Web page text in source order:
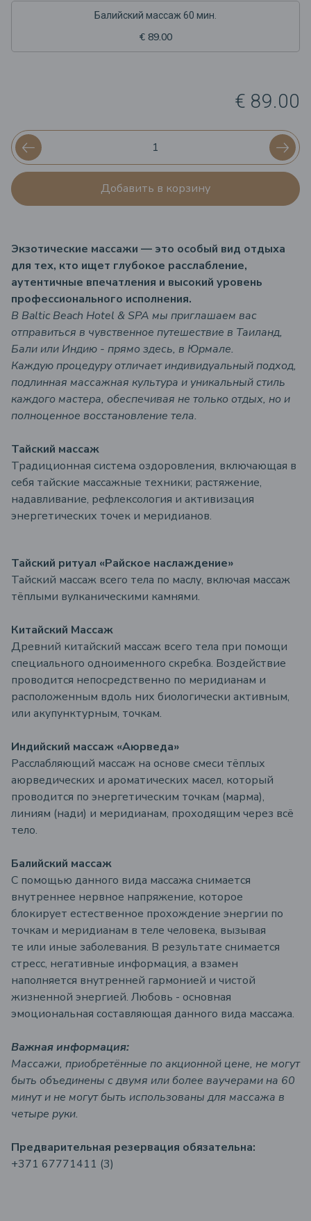
Балийский массаж 60 мин.
€ 89.00
€ 89.00
Добавить в корзину
Экзотические массажи — это особый вид отдыха
для тех, кто ищет глубокое расслабление,
аутентичные впечатления и высокий уровень
профессионального исполнения.
В Baltic Beach Hotel & SPA мы приглашаем вас
отправиться в чувственное путешествие в Таиланд,
Бали или Индию - прямо здесь, в Юрмале.
Каждую процедуру отличает индивидуальный подход,
подлинная массажная культура и уникальный стиль
каждого мастера, обеспечивая не только отдых, но и
полноценное восстановление тела.
Тайский массаж
Традиционная система оздоровления, включающая в
себя тайские массажные техники; растяжение,
надавливание, рефлексология и активизация
энергетических точек и меридианов.
Тайский ритуал «Райское наслаждение»
Тайский массаж всего тела по маслу, включая массаж
тёплыми вулканическими камнями.
Китайский Массаж
Древний китайский массаж всего тела при помощи
специального одноименного скребка. Воздействие
проводится непосредственно по меридианам и
расположенным вдоль них биологически активным,
или акупунктурным, точкам.
Индийский массаж «Аюрведа»
Расслабляющий массаж на основе смеси тёплых
аюрведических и ароматических масел, который
проводится по энергетическим точкам (марма),
линиям (нади) и меридианам, проходящим через всё
тело.
Балийский массаж
С помощью данного вида массажа снимается
внутреннее нервное напряжение, которое
блокирует естественное прохождение энергии по
точкам и меридианам в теле человека, вызывая
те или иные заболевания. В результате снимается
стресс, негативные информация, а взамен
наполняется внутренней гармонией и чистой
жизненной энергией. Любовь - основная
эмоциональная составляющая данного вида массажа.
Важная информация:
Массажи, приобретённые по акционной цене, не могут
быть объединены с двумя или более ваучерами на 60
минут и не могут быть использованы для массажа в
четыре руки.
Предварительная резервация обязательна:
+371 67771411 (3)